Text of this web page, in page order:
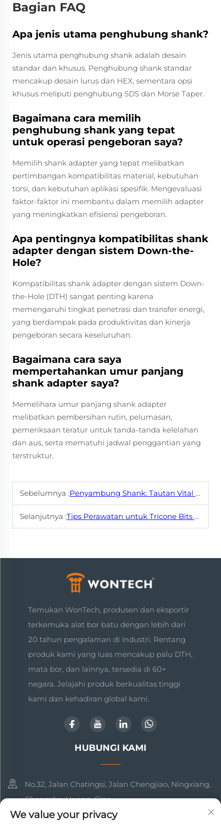
Bagian FAQ
Apa jenis utama penghubung shank?
Jenis utama penghubung shank adalah desain
standar dan khusus. Penghubung shank standar
mencakup desain lurus dan HEX, sementara opsi
khusus meliputi penghubung SDS dan Morse Taper.
Bagaimana cara memilih
penghubung shank yang tepat
untuk operasi pengeboran saya?
Memilih shank adapter yang tepat melibatkan
pertimbangan kompatibilitas material, kebutuhan
torsi, dan kebutuhan aplikasi spesifik. Mengevaluasi
faktor-faktor ini membantu dalam memilih adapter
yang meningkatkan efisiensi pengeboran.
Apa pentingnya kompatibilitas shank
adapter dengan sistem Down-the-
Hole?
Kompatibilitas shank adapter dengan sistem Down-
the-Hole (DTH) sangat penting karena
memengaruhi tingkat penetrasi dan transfer energi,
yang berdampak pada produktivitas dan kinerja
pengeboran secara keseluruhan.
Bagaimana cara saya
mempertahankan umur panjang
shank adapter saya?
Memelihara umur panjang shank adapter
melibatkan pembersihan rutin, pelumasan,
pemeriksaan teratur untuk tanda-tanda kelelahan
dan aus, serta mematuhi jadwal penggantian yang
terstruktur.
Sebelumnya :Penyambung Shank: Tautan Vital dalam Sistem Bor Anda
Selanjutnya :Tips Perawatan untuk Tricone Bits Anda
Temukan WonTech, produsen dan eksportir
terkemuka alat bor batu dengan lebih dari
20 tahun pengalaman di industri. Rentang
produk kami yang luas mencakup palu DTH,
mata bor, dan lainnya, tersedia di 60+
negara. Jelajahi produk berkualitas tinggi
kami dan kehadiran global kami.
HUBUNGI KAMI
No.32, Jalan Chatingsi, Jalan Chengjiao, Ningxiang,
Changsha, Hunan, Cina
+86-17369211460
We value your privacy